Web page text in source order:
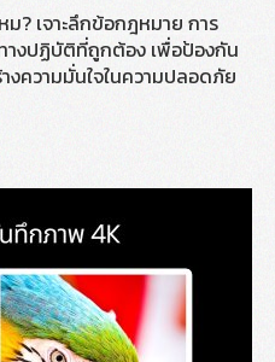
? เจาะลึกข้อกฎหมาย การ
างปฏิบัติที่ถูกต้อง เพื่อป้องกัน
งความมั่นใจในความปลอดภัย